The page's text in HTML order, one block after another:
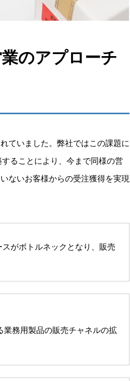
のアプローチ
ていました。弊社ではこの課題に
ることにより、今まで同様の営
ないお客様からの受注獲得を実現
がボトルネックとなり、販売
業務用製品の販売チャネルの拡